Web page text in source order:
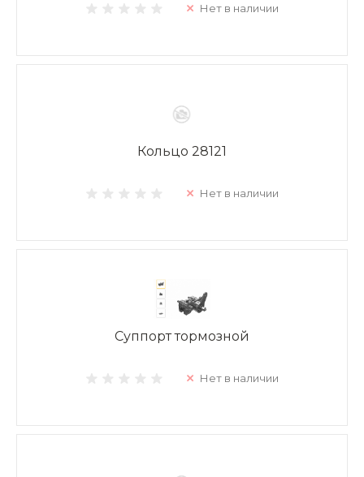
Нет в наличии
Кольцо 28121
Нет в наличии
Суппорт тормозной
Нет в наличии